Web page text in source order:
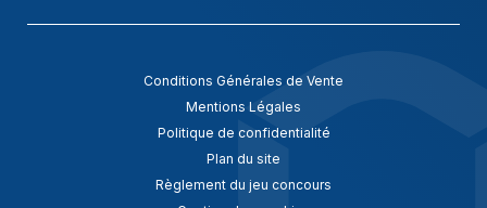
Conditions Générales de Vente
Mentions Légales
Politique de confidentialité
Plan du site
Règlement du jeu concours